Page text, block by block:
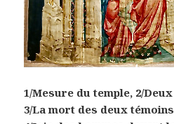
1/Mesure du temple, 2/
3/La mort des deux témoins